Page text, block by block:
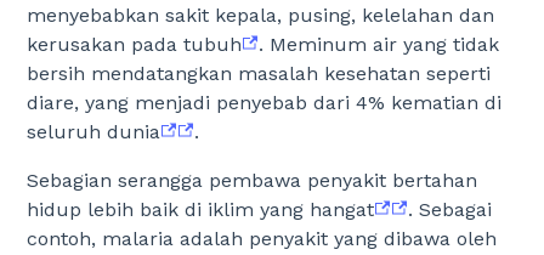
menyebabkan sakit kepala, pusing, kelelahan dan
kerusakan pada tubuh
. Meminum air yang tidak
bersih mendatangkan masalah kesehatan seperti
diare, yang menjadi penyebab dari 4% kematian di
seluruh dunia
.
Sebagian serangga pembawa penyakit bertahan
hidup lebih baik di iklim yang hangat
. Sebagai
contoh, malaria adalah penyakit yang dibawa oleh